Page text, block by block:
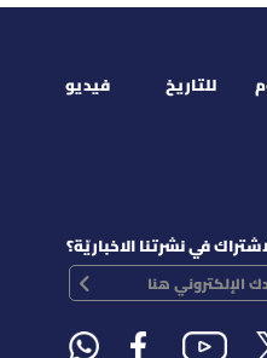
للتاريخ فيديو
في نشرتنا الاخباريّة؟